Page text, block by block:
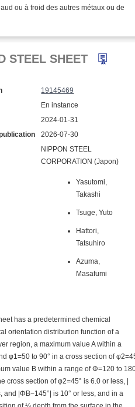
ou à froid des autres métaux ou de
STEEL SHEET
19145469
En instance
2024-01-31
2026-07-30
NIPPON STEEL
CORPORATION (Japon)
Yasutomi,
Takashi
Tsuge, Yuto
Hattori,
Tatsuhiro
Azuma,
Masafumi
has a predetermined chemical
orientation distribution function of a
region, a maximum value A within a
φ1=50 to 90° in a cross section of
value B within a range of Φ=120 to
cross section of φ2=45° is 6.0 or less, |
and |ΦB−145°| is 10° or less, and in a